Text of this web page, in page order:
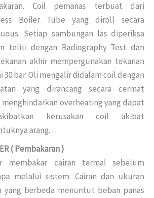
Coil pemanas terbuat dari
Boiler Tube yang diroll secara
Setiap sambungan las diperiksa
teliti dengan Radiography Test dan
akhir mempergunakan tekanan
30 bar. Oli mengalir didalam coil dengan
yang dirancang secara cermat
overheating yang dapat
kerusakan coil akibat
arang.
( Pembakaran )
membakar cairan termal sebelum
melalui sistem. Cairan dan ukuran
yang berbeda menuntut beban panas